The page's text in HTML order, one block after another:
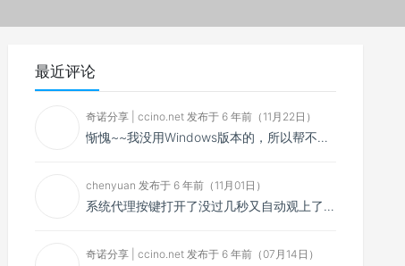
最近评论
奇诺分享 | ccino.net 发布于 6 年前（11月22日）
惭愧~~我没用Windows版本的，所以帮不了你~~
chenyuan 发布于 6 年前（11月01日）
系统代理按键打开了没过几秒又自动观上了，导致一直打开不了，是什么问题呢？感谢大佬，请帮帮忙！谢谢！
奇诺分享 | ccino.net 发布于 6 年前（07月14日）